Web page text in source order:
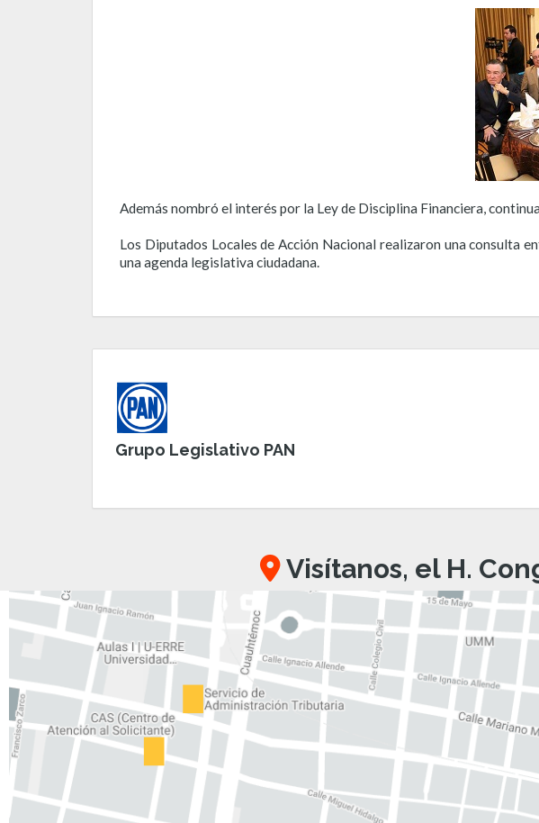
Además nombró el interés por la Ley de Disciplina Financiera,
Los Diputados Locales de Acción Nacional realizaron una consulta
una agenda legislativa ciudadana.
Grupo Legislativo PAN
Visítanos, el H.